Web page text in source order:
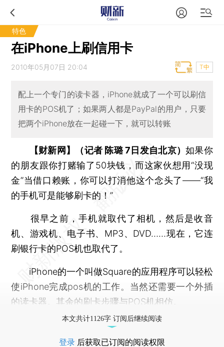
特色
在iPhone上刷信用卡
2010年05月07日 20:04 T中
配上一个专门的读卡器，iPhone就成了一个可以刷信
用卡的POS机了；如果两人都是PayPal的用户，只要
把两个iPhone放在一起碰一下，就可以转账
【财新网】（记者 陈璐 7日发自北京）如果你
的朋友跟你打赌输了50块钱，而这家伙想用“没现
金”当借口赖账，你可以打消他这个念头了——“我
的手机可是能够刷卡的！”
很早之前，手机就取代了相机，然后是收音
机、游戏机、电子书、MP3、DVD……现在，它连
刷银行卡的POS机也取代了。
iPhone的一个叫做Square的应用程序可以轻松
使iPhone完成pos机的工作。当然还需要一个外插
的读卡器。其余的刷卡步骤与POS机相仿。
本文共计1126字 订阅后继续阅读
登录 后获取已订阅的阅读权限